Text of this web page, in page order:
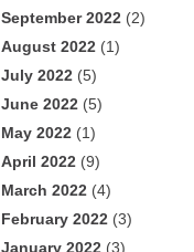
September 2022 (2)
August 2022 (1)
July 2022 (5)
June 2022 (5)
May 2022 (1)
April 2022 (9)
March 2022 (4)
February 2022 (3)
January 2022 (3)